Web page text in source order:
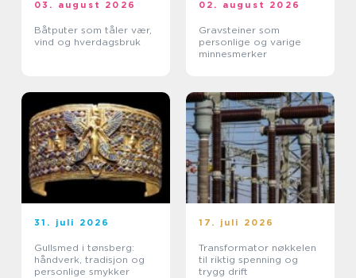
03. august 2026
Båtputer som tåler vær,
vind og hverdagsbruk
02. august 2026
Gravsteiner som
personlige og varige
minnesmerker
31. juli 2026
Gullsmed i tønsberg:
håndverk, tradisjon og
personlige smykker
17. juli 2026
Transformator nøkkelen
til riktig spenning og
trygg drift